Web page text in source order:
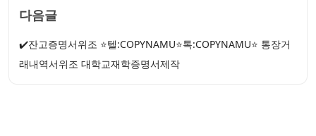
다음글
✔️잔고증명서위조 ⭐텔:COPYNAMU⭐톡:COPYNAMU⭐ 통장거
래내역서위조 대학교재학증명서제작